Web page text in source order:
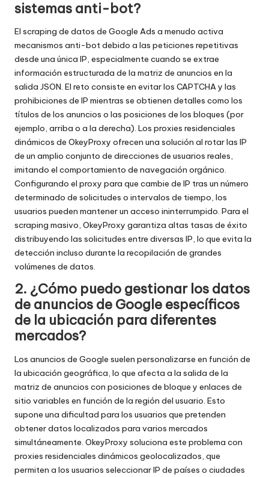
sistemas anti-bot?
El scraping de datos de Google Ads a menudo activa
mecanismos anti-bot debido a las peticiones repetitivas
desde una única IP, especialmente cuando se extrae
información estructurada de la matriz de anuncios en la
salida JSON. El reto consiste en evitar los CAPTCHA y las
prohibiciones de IP mientras se obtienen detalles como los
títulos de los anuncios o las posiciones de los bloques (por
ejemplo, arriba o a la derecha). Los proxies residenciales
dinámicos de OkeyProxy ofrecen una solución al rotar las IP
de un amplio conjunto de direcciones de usuarios reales,
imitando el comportamiento de navegación orgánico.
Configurando el proxy para que cambie de IP tras un número
determinado de solicitudes o intervalos de tiempo, los
usuarios pueden mantener un acceso ininterrumpido. Para el
scraping masivo, OkeyProxy garantiza altas tasas de éxito
distribuyendo las solicitudes entre diversas IP, lo que evita la
detección incluso durante la recopilación de grandes
volúmenes de datos.
2. ¿Cómo puedo gestionar los datos
de anuncios de Google específicos
de la ubicación para diferentes
mercados?
Los anuncios de Google suelen personalizarse en función de
la ubicación geográfica, lo que afecta a la salida de la
matriz de anuncios con posiciones de bloque y enlaces de
sitio variables en función de la región del usuario. Esto
supone una dificultad para los usuarios que pretenden
obtener datos localizados para varios mercados
simultáneamente. OkeyProxy soluciona este problema con
proxies residenciales dinámicos geolocalizados, que
permiten a los usuarios seleccionar IP de países o ciudades